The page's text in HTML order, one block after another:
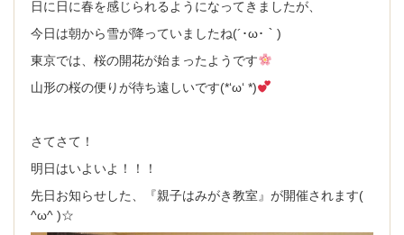
PCサイト トップページ
日に日に春を感じられるようになってきましたが、
今日は朝から雪が降っていましたね(´･ω･｀)
東京では、桜の開花が始まったようです
山形の桜の便りが待ち遠しいです(*‘ω‘ *)
さてさて！
明日はいよいよ！！！
先日お知らせした、『親子はみがき教室』が開催されます(
^ω^ )☆